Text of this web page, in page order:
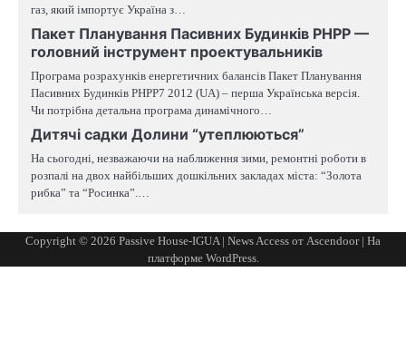
газ, який імпортує Україна з…
Пакет Планування Пасивних Будинків PHPP —
головний інструмент проектувальників
Програма розрахунків енергетичних балансів Пакет Планування
Пасивних Будинків PHPP7 2012 (UA) – перша Українська версія.
Чи потрібна детальна програма динамічного…
Дитячі садки Долини “утеплюються”
На сьогодні, незважаючи на наближення зими, ремонтні роботи в
розпалі на двох найбільших дошкільних закладах міста: “Золота
рибка” та “Росинка”.…
Copyright © 2026 Passive House-IGUA | News Access от Ascendoor| На
платформе WordPress.